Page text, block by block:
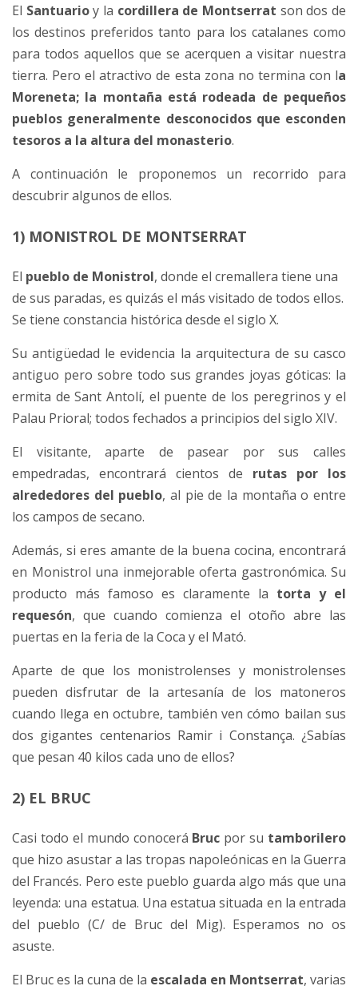
El Santuarioy la cordillera de Montserrat son dos de
los destinos preferidos tanto para los catalanes como
para todos aquellos que se acerquen a visitar nuestra
tierra. Pero el atractivo de esta zona no termina con la
Moreneta; la montaña está rodeada de pequeños
pueblos generalmente desconocidos que esconden
tesoros a la altura del monasterio.
A continuación le proponemos un recorrido para
descubrir algunos de ellos.
1) MONISTROL DE MONTSERRAT
El pueblo de Monistrol, donde el cremallera tiene una
de sus paradas, es quizás el más visitado de todos ellos.
Se tiene constancia histórica desde el siglo X.
Su antigüedad le evidencia la arquitectura de su casco
antiguo pero sobre todo sus grandes joyas góticas: la
ermita de Sant Antolí, el puente de los peregrinos y el
Palau Prioral; todos fechados a principios del siglo XIV.
El visitante, aparte de pasear por sus calles
empedradas, encontrará cientos de rutas por los
alrededores del pueblo, al pie de la montaña o entre
los campos de secano.
Además, si eres amante de la buena cocina, encontrará
en Monistrol una inmejorable oferta gastronómica. Su
producto más famoso es claramente la torta y el
requesón, que cuando comienza el otoño abre las
puertas en la feria de la Coca y el Mató.
Aparte de que los monistrolenses y monistrolenses
pueden disfrutar de la artesanía de los matoneros
cuando llega en octubre, también ven cómo bailan sus
dos gigantes centenarios Ramir i Constança. ¿Sabías
que pesan 40 kilos cada uno de ellos?
2) EL BRUC
Casi todo el mundo conocerá Bruc por su tamborilero
que hizo asustar a las tropas napoleónicas en la Guerra
del Francés. Pero este pueblo guarda algo más que una
leyenda: una estatua. Una estatua situada en la entrada
del pueblo (C/ de Bruc del Mig). Esperamos no os
asuste.
El Bruc es la cuna de la escalada en Montserrat, varias